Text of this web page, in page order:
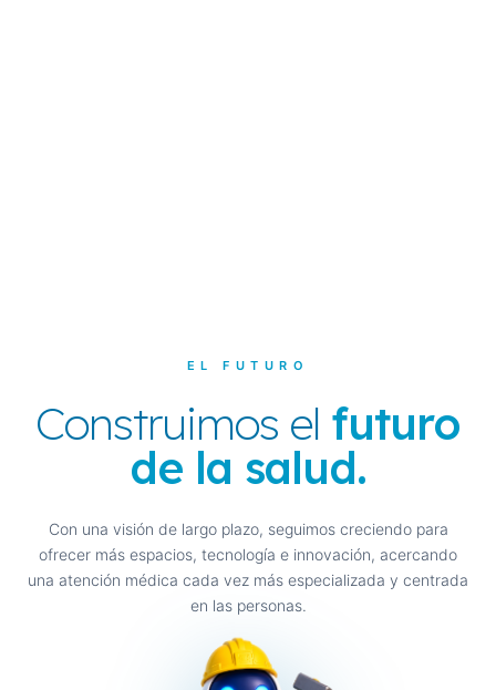
EL FUTURO
Construimos el futuro
de la salud.
Con una visión de largo plazo, seguimos creciendo para
ofrecer más espacios, tecnología e innovación, acercando
una atención médica cada vez más especializada y centrada
en las personas.
/02
2026
Nueva torre de
especialidades
PRÓXIMA APERTURA · 2026